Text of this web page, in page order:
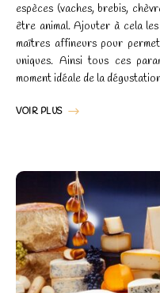
espèces (vaches, brebis,
être animal. Ajouter à cela
maîtres affineurs pour
uniques. Ainsi tous ces
moment idéale de la
VOIR PLUS